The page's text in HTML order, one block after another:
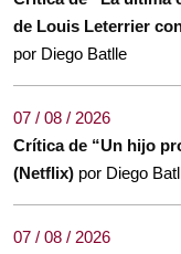
de Louis Leterrier
por Diego Batlle
07 / 08 / 2026
Crítica de “Un hijo
(Netflix) por Diego
07 / 08 / 2026